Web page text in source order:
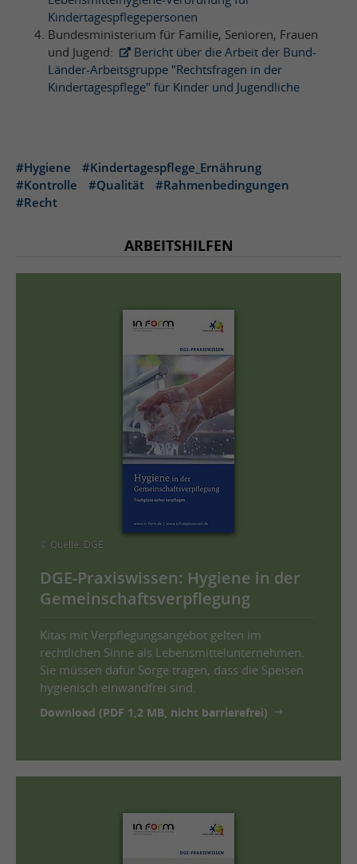
Kindertagespflegepersonen
Bundesministerium für Familie, Senioren, Frauen
und Jugend:
Bericht über die Arbeit der Bund-
Länder-Arbeitsgruppe "Rechtsfragen in der
Kindertagespflege" für Kinder und Jugendliche
#Hygiene
#Kindertagespflege_Ernährung
#Kontrolle
#Qualität
#Rahmenbedingungen
#Recht
ARBEITSHILFEN
© Quelle: DGE
DGE-Praxiswissen: Hygiene in der
Gemeinschaftsverpflegung
Kitas mit Verpflegungsangebot gelten im
rechtlichen Sinne als Lebensmittelunternehmen.
Sie müssen dafür Sorge tragen, dass die Speisen
hygienisch einwandfrei sind.
Download (PDF 1,2 MB, nicht barrierefrei)